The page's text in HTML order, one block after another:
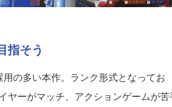
指そう
の多い本作。ランク形式となってお
ヤーがマッチ、アクションゲームが苦